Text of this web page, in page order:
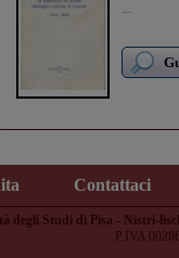
...
Contattaci
degli Studi di Pisa - Nistri-
P.IVA